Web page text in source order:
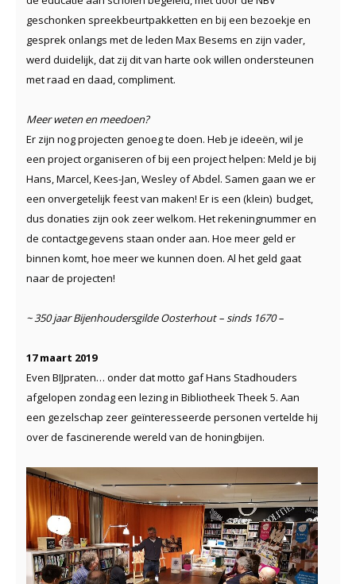
geschonken spreekbeurtpakketten en bij een bezoekje en
gesprek onlangs met de leden Max Besems en zijn vader,
werd duidelijk, dat zij dit van harte ook willen ondersteunen
met raad en daad, compliment.
Meer weten en meedoen?
Er zijn nog projecten genoeg te doen. Heb je ideeën, wil je
een project organiseren of bij een project helpen: Meld je bij
Hans, Marcel, Kees-Jan, Wesley of Abdel. Samen gaan we er
een onvergetelijk feest van maken! Er is een (klein) budget,
dus donaties zijn ook zeer welkom. Het rekeningnummer en
de contactgegevens staan onder aan. Hoe meer geld er
binnen komt, hoe meer we kunnen doen. Al het geld gaat
naar de projecten!
~ 350 jaar Bijenhoudersgilde Oosterhout – sinds 1670 –
17 maart 2019
Even BIJpraten… onder dat motto gaf Hans Stadhouders
afgelopen zondag een lezing in Bibliotheek Theek 5. Aan
een gezelschap zeer geïnteresseerde personen vertelde hij
over de fascinerende wereld van de honingbijen.